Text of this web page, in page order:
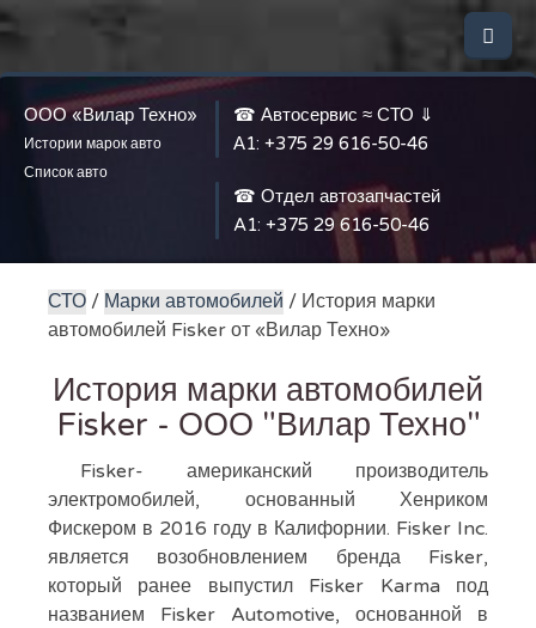
ООО «Вилар Техно»
Истории марок авто
Список авто
☎ Автосервис ≈ СТО ⇓
А1: +375 29 616-50-46
☎ Отдел автозапчастей
A1: +375 29 616-50-46
СТО / Марки автомобилей / История марки
автомобилей Fisker от «Вилар Техно»
История марки автомобилей
Fisker - ООО "Вилар Техно"
Fisker- американский производитель
электромобилей, основанный Хенриком
Фискером в 2016 году в Калифорнии. Fisker Inc.
является возобновлением бренда Fisker,
который ранее выпустил Fisker Karma под
названием Fisker Automotive, основанной в